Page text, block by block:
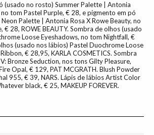
(usado no rosto) Summer Palette | Antonia
no tom Pastel Purple, € 28, e pigmento em pó
Palette | Antonia Rosa X Rowe Beauty, no
€ 28, ROWE BEAUTY. Sombra de olhos (usado
Loose Eyeshadows, no tom Nightfall, €
(usado nos lábios) Pastel Duochrome Loose
€ 28,95, KARLA COSMETICS. Sombra
Bronze Seduction, nos tons Gilty Pleasure,
Opal, € 129, PAT MCGRATH. Blush Powder
955, € 39, NARS. Lápis de lábios Artist Color
black, € 25, MAKEUP FOREVER.